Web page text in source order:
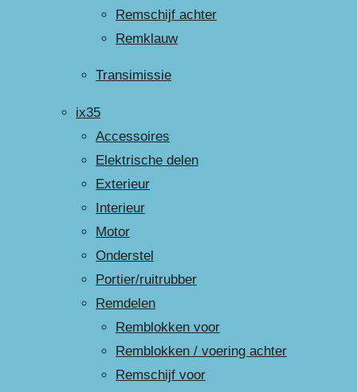
Remschijf achter
Remklauw
Transimissie
ix35
Accessoires
Elektrische delen
Exterieur
Interieur
Motor
Onderstel
Portier/ruitrubber
Remdelen
Remblokken voor
Remblokken / voering achter
Remschijf voor